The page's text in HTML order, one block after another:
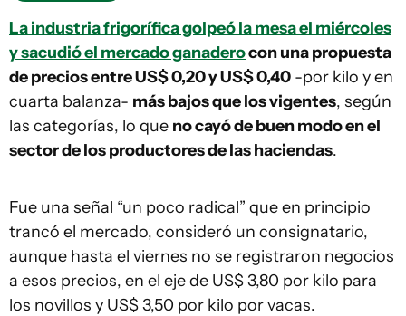
La industria frigorífica golpeó la mesa el miércoles
y sacudió el mercado ganaderocon una propuesta
de precios entre US$ 0,20 y US$ 0,40 -por kilo y en
cuarta balanza- más bajos que los vigentes, según
las categorías, lo que no cayó de buen modo en el
sector de los productores de las haciendas.
Fue una señal “un poco radical” que en principio
trancó el mercado, consideró un consignatario,
aunque hasta el viernes no se registraron negocios
a esos precios, en el eje de US$ 3,80 por kilo para
los novillos y US$ 3,50 por kilo por vacas.